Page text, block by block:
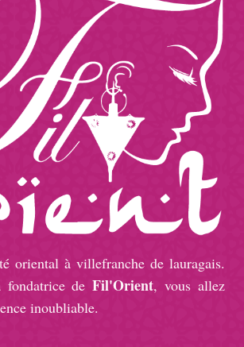
oriental à villefranche de lauragais.
fondatrice deFil'Orient, vous allez
inoubliable.